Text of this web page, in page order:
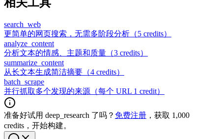
相关工具
search_web
更简单的网页搜索，无需多阶段分析（5 credits）
analyze_content
分析文本的情感、主题和质量（3 credits）
summarize_content
从长文本生成简洁摘要（4 credits）
batch_scrape
并行抓取多个发现的来源（每个 URL 1 credit）
准备好试用 deep_research 了吗？ 免费注册 ，获取 1,000
credits，开始构建。